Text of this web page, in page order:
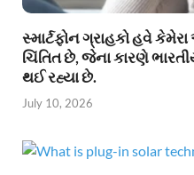
સ્માર્ટફોન ગ્રાહકો હવે
ચિંતિત છે, જેના કારણે
થઈ રહ્યા છે.
July 10, 2026